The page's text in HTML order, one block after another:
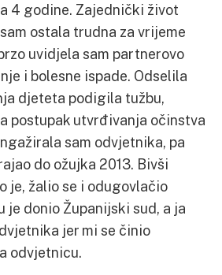
4 godine. Zajednički život
ostala trudna za vrijeme
uvidjela sam partnerovo
i bolesne ispade. Odselila
djeteta podigila tužbu,
postupak utvrđivanja očinstva
sam odvjetnika, pa
do ožujka 2013. Bivši
je, žalio se i odugovlačio
je donio Županijski sud, a ja
jer mi se činio
odvjetnicu.